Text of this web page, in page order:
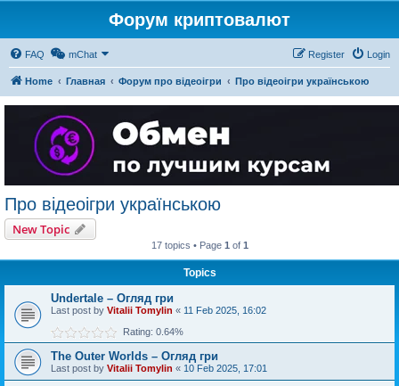
Форум криптовалют
FAQ mChat Login
Register
Home Главная Форум про відеоігри Про відеоігри українською
Про відеоігри українською
New Topic
17 topics • Page 1 of 1
Topics
Undertale – Огляд гри
Last post by Vitalii Tomylin « 11 Feb 2025, 16:02
Rating: 0.64%
The Outer Worlds – Огляд гри
Last post by Vitalii Tomylin « 10 Feb 2025, 17:01